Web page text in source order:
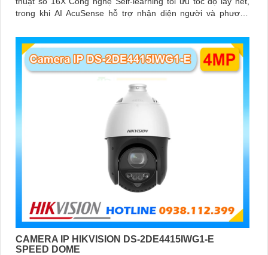
trong khi AI AcuSense hỗ trợ nhận diện người và phương
CAMERA IP HIKVISION DS-2DE4415IWG1-E
SPEED DOME